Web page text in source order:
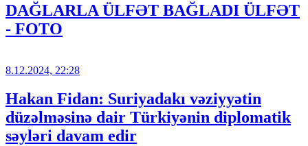
DAĞLARLA ÜLFƏT BAĞLADI ÜLFƏT
- FOTO
8.12.2024, 22:28
Hakan Fidan: Suriyadakı vəziyyətin
düzəlməsinə dair Türkiyənin diplomatik
səyləri davam edir